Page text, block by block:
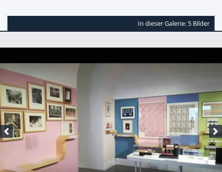
In dieser Galerie: 5 Bilder